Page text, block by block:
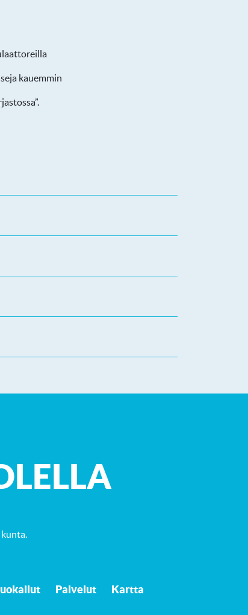
kauemmin
kunta.
Palvelut Kartta